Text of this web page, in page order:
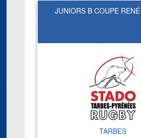
JUNIORS B COUPE
TARBES